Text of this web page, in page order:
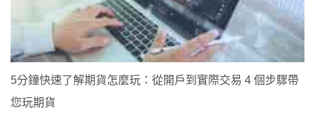
5分鐘快速了解期貨怎麼玩：從開戶到實際交易 4 個步驟帶
您玩期貨